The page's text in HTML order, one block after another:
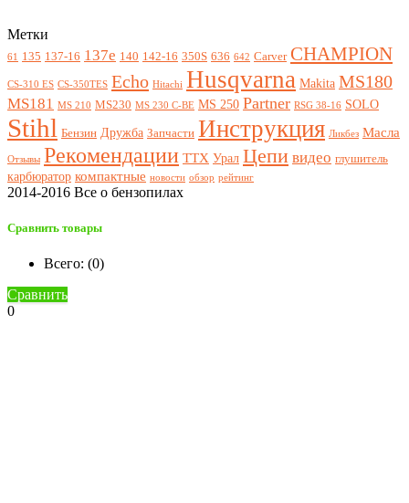
Метки
61 135 137-16 137e 140 142-16 350S 636 642 Carver CHAMPION
CS-310 ES CS-350TES Echo Hitachi Husqvarna Makita MS180
MS181 MS 210 MS230 MS 230 C-BE MS 250 Partner RSG 38-16 SOLO
Stihl Бензин Дружба Запчасти Инструкция Ликбез Масла
Отзывы Рекомендации ТТХ Урал Цепи видео глушитель
карбюратор компактные новости обзор рейтинг
2014-2016 Все о бензопилах
Сравнить товары
Всего: (0)
Сравнить
0